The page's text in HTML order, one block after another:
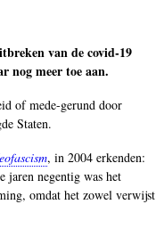
van de covid-19
nog meer toe aan.
of mede-gerund door
Staten.
, in 2004 erkenden:
jaren negentig was het
omdat het zowel verwijst